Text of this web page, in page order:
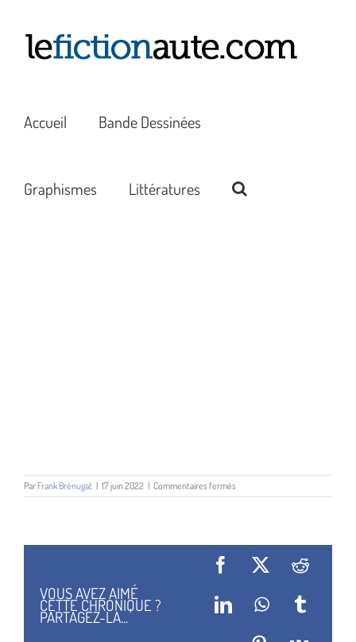
contenu
Accueil Bande Dessinées
Graphismes Littératures
Par Frank Brénugat | 17 juin 2022 | Commentaires ferméssur
Alliances
VOUS AVEZ AIMÉ
CETTE CHRONIQUE ?
PARTAGEZ-LA...
Facebook
X Reddit
LinkedInWhatsApp
Tumblr